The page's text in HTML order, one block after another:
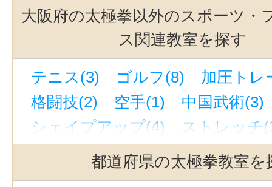
大阪府の太極拳以外のスポーツ・
ス関連教室を探す
テニス(3) ゴルフ(8)
加圧トレ
格闘技(2)
空手(1)
中国武術(3)
シェイプアップ(4)
ストレッチ
体幹トレーニング(2)
健康法(2)
乗馬・馬術(1)
都道府県の太極拳教室を